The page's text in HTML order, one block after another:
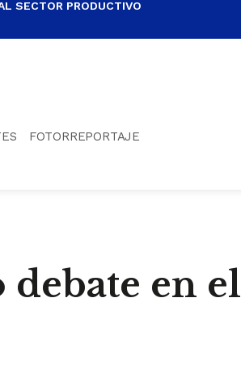
SECTOR PRODUCTIVO
FOTORREPORTAJE
en el